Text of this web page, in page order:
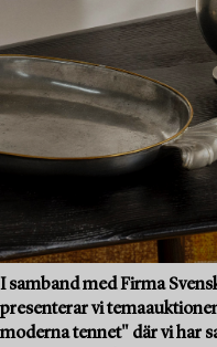
I samband med Firma
presenterar vi
moderna tennet" där vi har